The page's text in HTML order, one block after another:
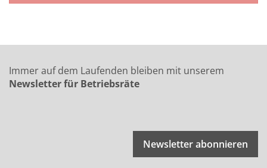
Immer auf dem Laufenden bleiben mit unserem
Newsletter für Betriebsräte
Newsletter abonnieren